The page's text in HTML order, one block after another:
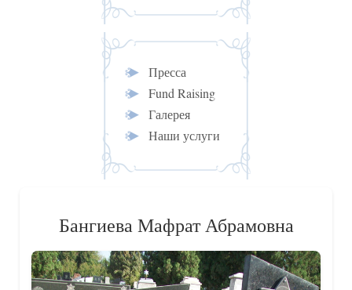
Пресса
Fund Raising
Галерея
Наши услуги
Бангиева Мафрат Абрамовна